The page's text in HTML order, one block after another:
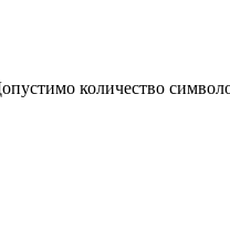
количество